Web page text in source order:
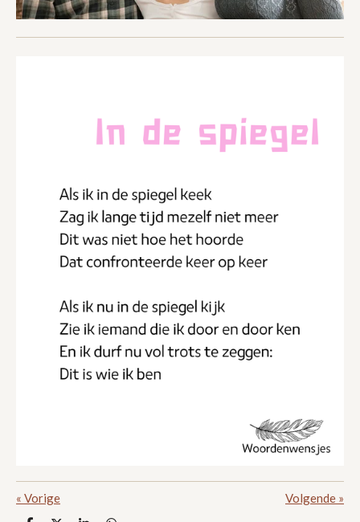
« Vorige Volgende »